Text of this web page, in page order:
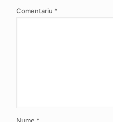
Comentariu *
Nume *